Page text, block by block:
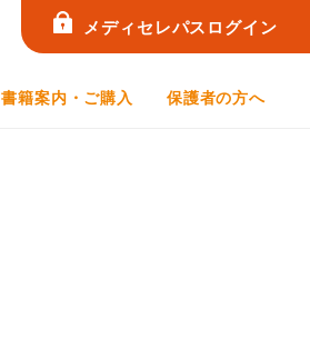
メディセレパスログイン
書籍案内・ご購入 保護者の方へ